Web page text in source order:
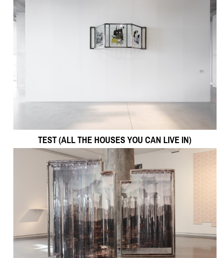
TEST (ALL THE HOUSES YOU CAN LIVE IN)